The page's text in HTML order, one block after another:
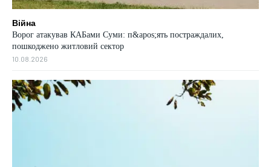
Війна
Ворог атакував КАБами Суми: п&apos;ять постраждалих,
пошкоджено житловий сектор
10.08.2026